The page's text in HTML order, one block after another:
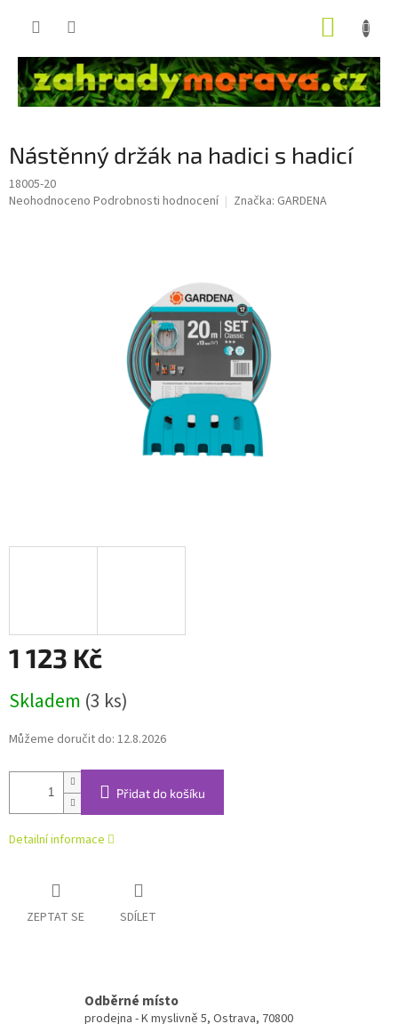
Nástěnný držák na hadici s hadicí
18005-20
Průměrné
Neohodnoceno Podrobnosti hodnocení Značka: GARDENA
1 123 Kč
cena:
Skladem (3 ks)
Můžeme doručit do: 12.8.2026
Přidat do košíku
Detailní informace
ZEPTAT SE SDÍLET
Odběrné místo
prodejna - K myslivně 5, Ostrava, 70800